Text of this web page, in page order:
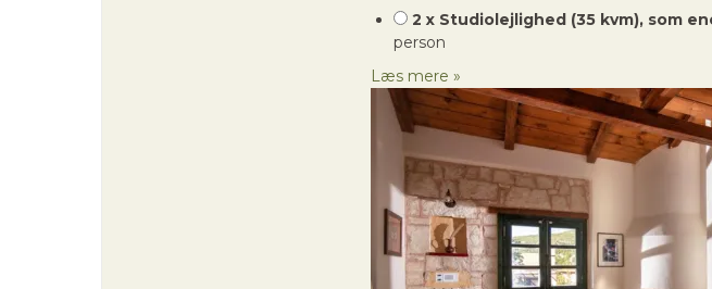
2 x Studiolejlighed (35 kvm), som
person
Læs mere »